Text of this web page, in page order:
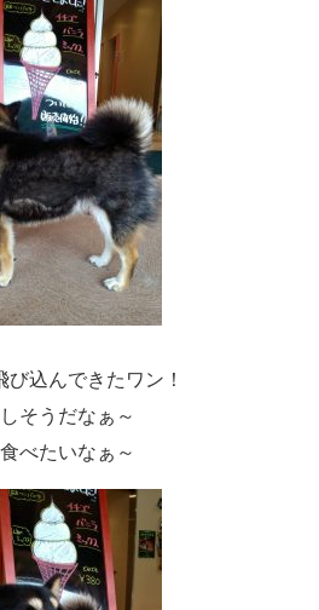
び込んできたワン！
そうだなぁ～
べたいなぁ～